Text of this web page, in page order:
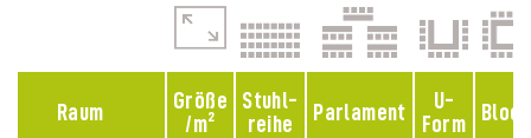
Raum
Größe
/m²
Stuhl-
reihe
Parlament
U-
Form
Block